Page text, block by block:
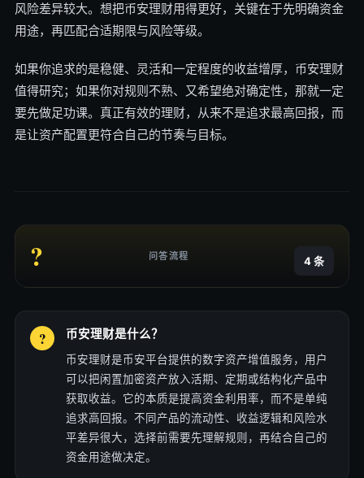
风险差异较大。想把币安理财用得更好，关键在于先明确资金
用途，再匹配合适期限与风险等级。
如果你追求的是稳健、灵活和一定程度的收益增厚，币安理财
值得研究；如果你对规则不熟、又希望绝对确定性，那就一定
要先做足功课。真正有效的理财，从来不是追求最高回报，而
是让资产配置更符合自己的节奏与目标。
? 问答流程 4 条
币安理财是什么？
币安理财是币安平台提供的数字资产增值服务，用户
可以把闲置加密资产放入活期、定期或结构化产品中
获取收益。它的本质是提高资金利用率，而不是单纯
追求高回报。不同产品的流动性、收益逻辑和风险水
平差异很大，选择前需要先理解规则，再结合自己的
资金用途做决定。